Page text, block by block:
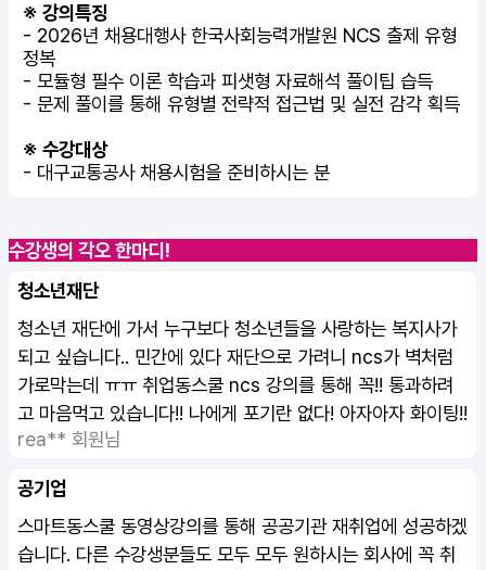
※ 강의특징
- 2026년 채용대행사 한국사회능력개발원 NCS 출제 유형
정복
- 모듈형 필수 이론 학습과 피샛형 자료해석 풀이팁 습득
- 문제 풀이를 통해 유형별 전략적 접근법 및 실전 감각 획득
※ 수강대상
- 대구교통공사 채용시험을 준비하시는 분
수강생의 각오 한마디!
청소년재단
청소년 재단에 가서 누구보다 청소년들을 사랑하는 복지사가
되고 싶습니다.. 민간에 있다 재단으로 가려니 ncs가 벽처럼
가로막는데 ㅠㅠ 취업동스쿨 ncs 강의를 통해 꼭!! 통과하려
고 마음먹고 있습니다!! 나에게 포기란 없다! 아자아자 화이팅!!
rea** 회원님
공기업
스마트동스쿨 동영상강의를 통해 공공기관 재취업에 성공하겠
습니다. 다른 수강생분들도 모두 모두 원하시는 회사에 꼭 취